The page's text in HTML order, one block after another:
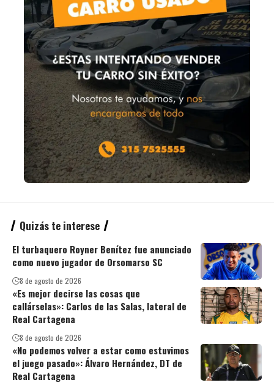
Quizás te interese
El turbaquero Royner Benítez fue anunciado
como nuevo jugador de Orsomarso SC
8 de agosto de 2026
«Es mejor decirse las cosas que
callárselas»: Carlos de las Salas, lateral de
Real Cartagena
8 de agosto de 2026
«No podemos volver a estar como estuvimos
el juego pasado»: Álvaro Hernández, DT de
Real Cartagena